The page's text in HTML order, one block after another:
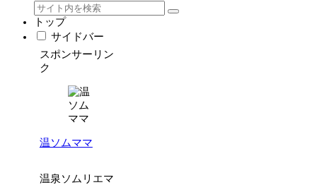
トップ
サイドバー
スポンサーリン
ク
温ソムママ
温泉ソムリエマ